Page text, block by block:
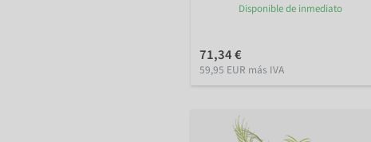
Disponible de inmediato
71,34 €
59,95 EUR más IVA